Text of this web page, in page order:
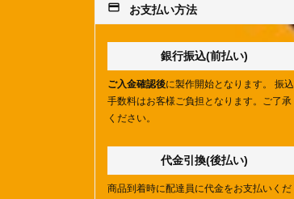
payment お支払い方法
銀行振込(前払い)
ご入金確認後に製作開始となります。 振込
手数料はお客様ご負担となります。ご了承
ください。
代金引換(後払い)
商品到着時に配達員に代金をお支払いくだ